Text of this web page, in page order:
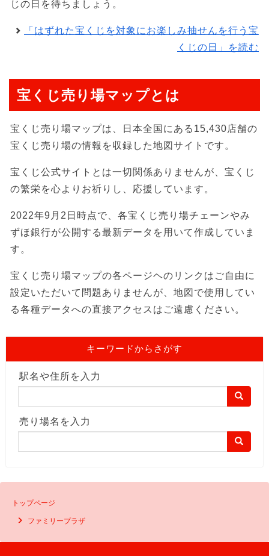
じの日を待ちましょう。
「はずれた宝くじを対象にお楽しみ抽せんを行う宝
くじの日」を読む
宝くじ売り場マップとは
宝くじ売り場マップは、日本全国にある15,430店舗の
宝くじ売り場の情報を収録した地図サイトです。
宝くじ公式サイトとは一切関係ありませんが、宝くじ
の繁栄を心よりお祈りし、応援しています。
2022年9月2日時点で、各宝くじ売り場チェーンやみ
ずほ銀行が公開する最新データを用いて作成していま
す。
宝くじ売り場マップの各ページヘのリンクはご自由に
設定いただいて問題ありませんが、地図で使用してい
る各種データへの直接アクセスはご遠慮ください。
キーワードからさがす
駅名や住所を入力
売り場名を入力
トップページ
ファミリープラザ